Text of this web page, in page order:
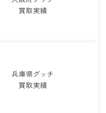
買取実績
兵庫県グッチ
買取実績